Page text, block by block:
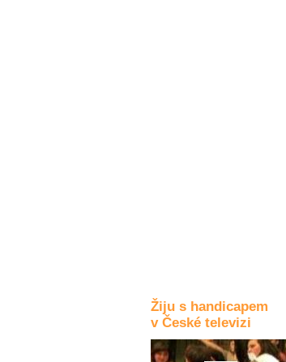
Žiju s handicapem
v České televizi